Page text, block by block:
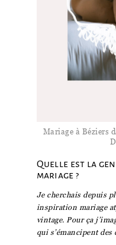
Mariage à Béziers
Quelle est la
mariage ?
Je cherchais depuis
inspiration mariage
vintage. Pour ça
qui s’émancipent des